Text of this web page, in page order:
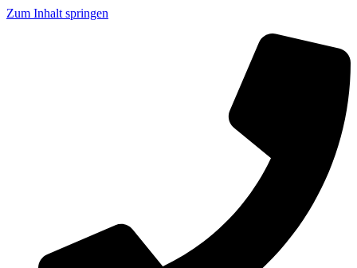
Zum Inhalt springen